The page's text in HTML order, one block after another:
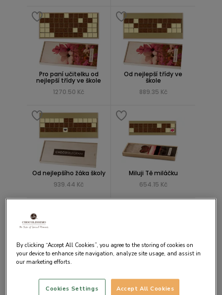
Pro paní učitelku od
nejlepší třídy ve škole
1270.50 Kč
Od nejlepší třídy ve
škole
889.35 Kč
Od nejlepšího žáka školy
939.44 Kč
Miluji Tě miláčku
654.15 Kč
Ty+já
596.40 Kč
565.12 Kč
By clicking “Accept All Cookies”, you agree to the storing of cookies on
your device to enhance site navigation, analyze site usage, and assist in
our marketing efforts.
Accept All Cookies
Cookies Settings